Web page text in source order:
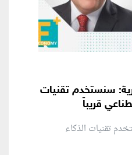
سنستخدم تقنيات
قريباً
تقنيات الذكاء